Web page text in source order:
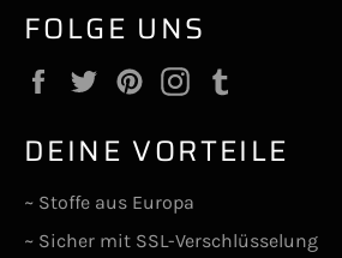
FOLGE UNS
FacebookTwitterPinterestInstagram
DEINE VORTEILE
~ Stoffe aus Europa
~ Sicher mit SSL-Verschlüsselung